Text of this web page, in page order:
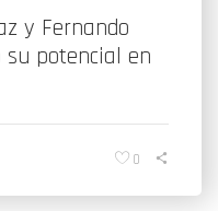
y Fernando
potencial en
0